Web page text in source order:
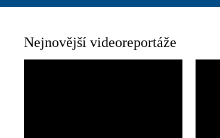
Nejnovější videoreportáže